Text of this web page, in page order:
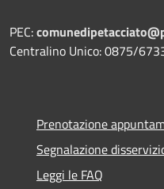
PEC:
Centralino Unico: 0875/
Prenotazione
Segnalazione
Leggi le FAQ